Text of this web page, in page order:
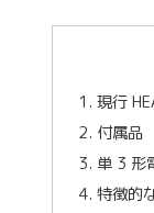
現行
付属品
単 3 形
特徴的